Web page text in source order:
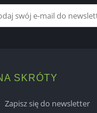
SKRÓTY
Zapisz się do newsletter